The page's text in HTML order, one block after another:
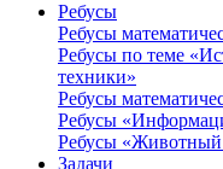
Ребусы
Ребусы
Ребусы по теме
техники»
Ребусы
Ребусы
Ребусы «Животный
Задачи